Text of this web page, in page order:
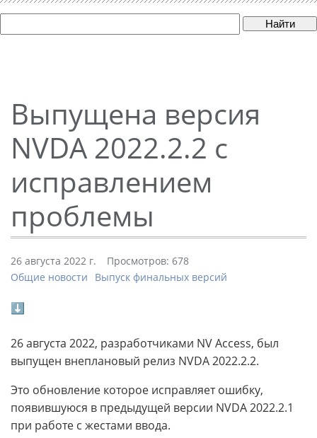
Найти
Выпущена версия
NVDA 2022.2.2 с
исправлением
проблемы
26 августа 2022 г.
Просмотров: 678
Общие новости
Выпуск финальных версий
⬇
26 августа 2022, разработчиками NV Access, был
выпущен внеплановый релиз NVDA 2022.2.2.
Это обновление которое исправляет ошибку,
появившуюся в предыдущей версии NVDA 2022.2.1
при работе с жестами ввода.